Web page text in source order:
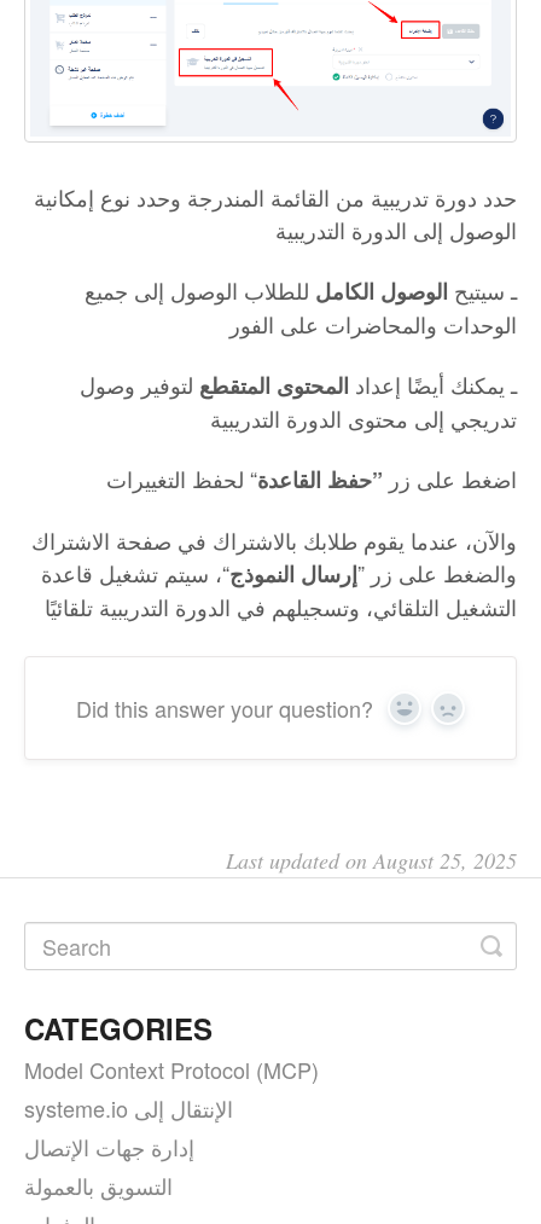
حدد دورة تدريبية من القائمة المندرجة وحدد نوع إمكانية
الوصول إلى الدورة التدريبية
ـ سيتيح الوصول الكامل للطلاب الوصول إلى جميع
الوحدات والمحاضرات على الفور
ـ يمكنك أيضًا إعداد المحتوى المتقطع لتوفير وصول
تدريجي إلى محتوى الدورة التدريبية
اضغط على زر ”حفظ القاعدة“ لحفظ التغييرات
والآن، عندما يقوم طلابك بالاشتراك في صفحة الاشتراك
والضغط على زر ”إرسال النموذج“، سيتم تشغيل قاعدة
التشغيل التلقائي، وتسجيلهم في الدورة التدريبية تلقائيًا
Did this answer your question? Yes No
Last updated on August 25, 2025
CATEGORIES
Model Context Protocol (MCP)
systeme.io الإنتقال إلى
إدارة جهات الإتصال
التسويق بالعمولة